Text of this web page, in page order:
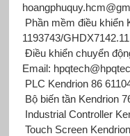
Phần mềm điều khiển
1193743/
Điều khiển chuyển
Email:
PLC Kendrion 86
Bộ biến tần Kendrion
Industrial Controller
Touch Screen